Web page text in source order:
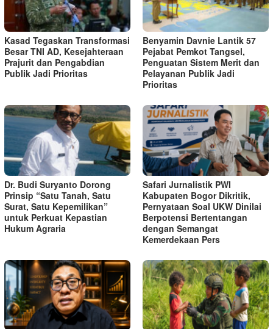
Kasad Tegaskan Transformasi
Besar TNI AD, Kesejahteraan
Prajurit dan Pengabdian
Publik Jadi Prioritas
Benyamin Davnie Lantik 57
Pejabat Pemkot Tangsel,
Penguatan Sistem Merit dan
Pelayanan Publik Jadi
Prioritas
Dr. Budi Suryanto Dorong
Prinsip “Satu Tanah, Satu
Surat, Satu Kepemilikan”
untuk Perkuat Kepastian
Hukum Agraria
Safari Jurnalistik PWI
Kabupaten Bogor Dikritik,
Pernyataan Soal UKW Dinilai
Berpotensi Bertentangan
dengan Semangat
Kemerdekaan Pers